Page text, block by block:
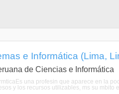
e Informática (Lima,
de Ciencias e Informática
una profesin que aparece en la
y los recursos utilizables, ms su